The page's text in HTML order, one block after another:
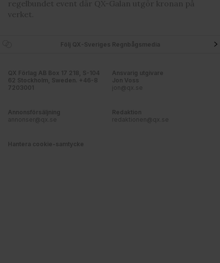
regelbundet event där QX-Galan utgör kronan på
verket.
Följ QX-Sveriges Regnbågsmedia
QX Förlag AB Box 17 218, S-104
62 Stockholm, Sweden. +46-8
7203001
Ansvarig utgivare
Jon Voss
jon@qx.se
Annonsförsäljning
annonser@qx.se
Redaktion
redaktionen@qx.se
Hantera cookie-samtycke